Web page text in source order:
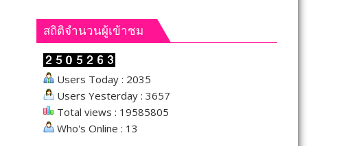
สถิติจำนวนผู้เข้าชม
Users Today : 2035
Users Yesterday : 3657
Total views : 19585805
Who's Online : 13